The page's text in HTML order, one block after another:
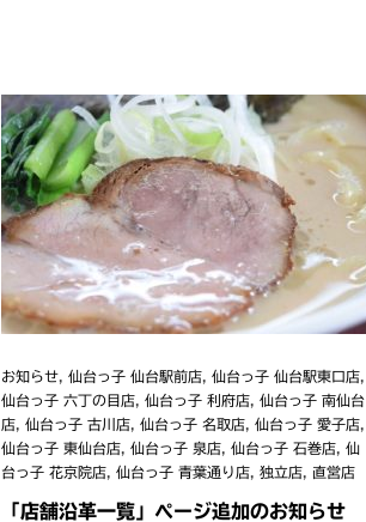
お知らせ, 仙台っ子 仙台駅前店, 仙台っ子 仙台駅東口店,
仙台っ子 六丁の目店, 仙台っ子 利府店, 仙台っ子 南仙台
店, 仙台っ子 古川店, 仙台っ子 名取店, 仙台っ子 愛子店,
仙台っ子 東仙台店, 仙台っ子 泉店, 仙台っ子 石巻店, 仙
台っ子 花京院店, 仙台っ子 青葉通り店, 独立店, 直営店
「店舗沿革一覧」ページ追加のお知らせ